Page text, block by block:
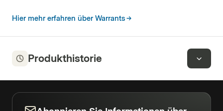
Hier mehr erfahren über Warrants
Produkthistorie